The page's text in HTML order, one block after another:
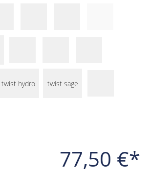
77,50 €*
twist hydro twist sage